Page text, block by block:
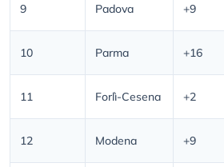
9 Padova +9
10 Parma +16
11 Forlì-Cesena +2
12 Modena +9